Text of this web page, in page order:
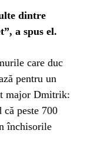
dintre
a spus el.
care duc
pentru un
major Dmitrik:
că peste 700
închisorile